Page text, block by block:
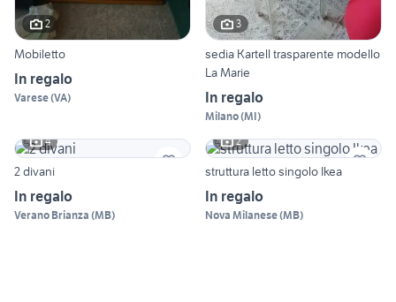
2
Mobiletto
In regalo
Varese(VA)
3
sedia Kartell trasparente modello
La Marie
In regalo
Milano(MI)
4
2 divani
In regalo
Verano Brianza (MB)
2
struttura letto singolo Ikea
In regalo
Nova Milanese(MB)